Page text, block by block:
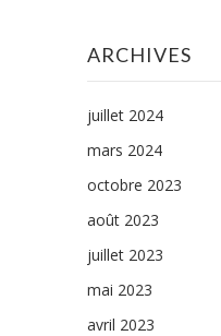
ARCHIVES
juillet 2024
mars 2024
octobre 2023
août 2023
juillet 2023
mai 2023
avril 2023